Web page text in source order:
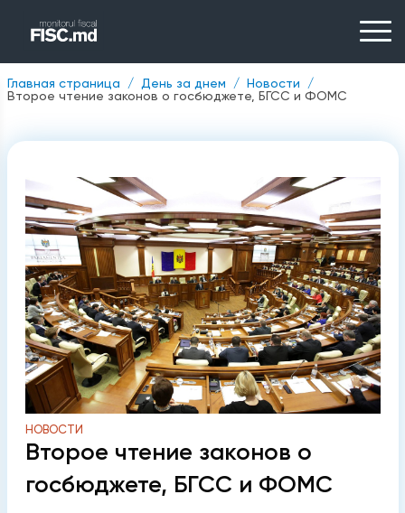
Главная страница День за днем
Новости
Второе чтение законов о госбюджете, БГСС и ФОМС
НОВОСТИ
Второе чтение законов о
госбюджете, БГСС и ФОМС